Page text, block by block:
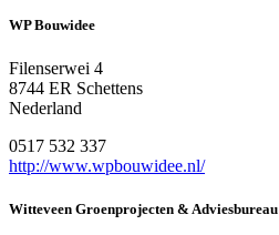
WP Bouwidee
Filenserwei 4
8744 ER Schettens
Nederland
0517 532 337
http://www.wpbouwidee.nl/
Witteveen Groenprojecten & Adviesbureau